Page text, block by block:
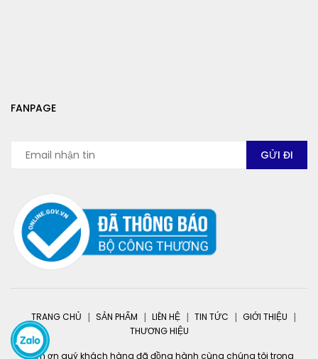
FANPAGE
TRANG CHỦ SẢN PHẨM LIÊN HỆ TIN TỨC
GIỚI THIỆU
THƯƠNG HIỆU
Cảm ơn quý khách hàng đã đồng hành cùng chúng tôi trong